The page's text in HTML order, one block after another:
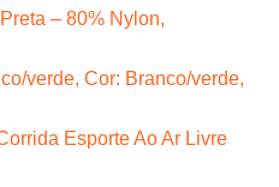
– 80% Nylon,
verde, Cor: Branco/verde,
Esporte Ao Ar Livre